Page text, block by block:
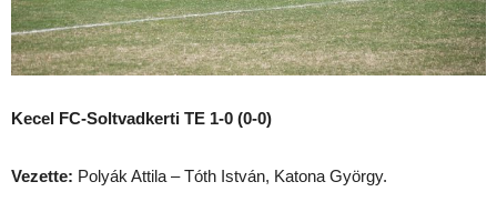
Kecel FC-Soltvadkerti TE 1-0 (0-0)
Vezette: Polyák Attila – Tóth István, Katona György.